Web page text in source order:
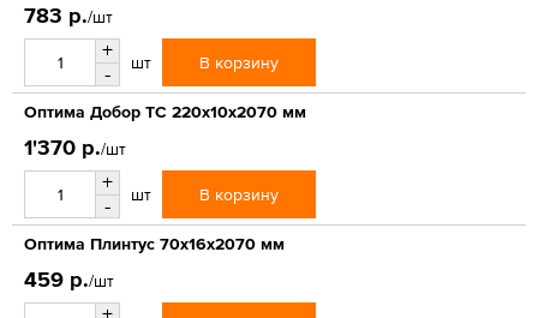
783 р./шт
+
-
шт В корзину
Оптима Добор ТС 220х10х2070 мм
1'370 р./шт
+
-
шт В корзину
Оптима Плинтус 70х16х2070 мм
459 р./шт